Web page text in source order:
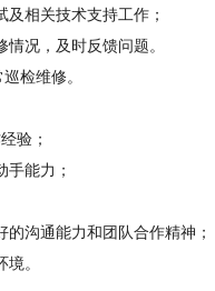
相关技术支持工作；
况，及时反馈问题。
检维修。
验；
手能力；
沟通能力和团队合作精神；
。